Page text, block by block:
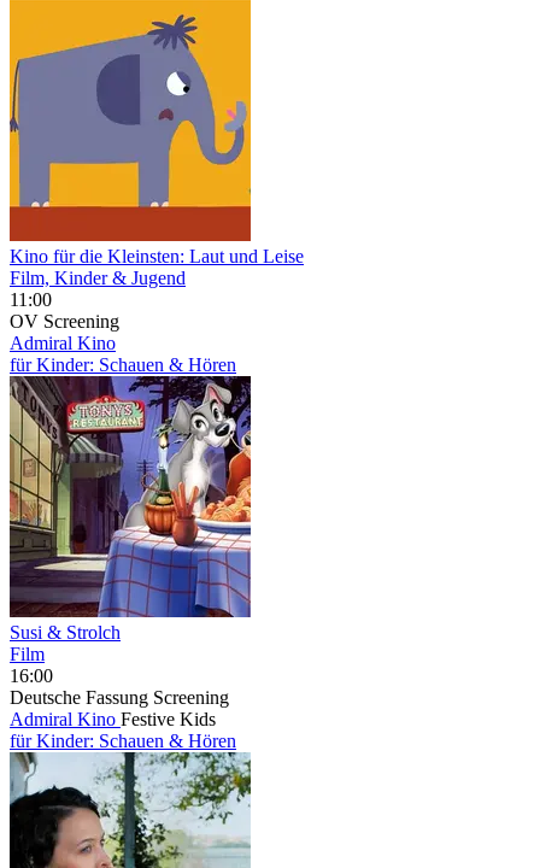
Kino für die Kleinsten: Laut und Leise
Film, Kinder & Jugend
11:00
OV Screening
Admiral Kino
für Kinder: Schauen & Hören
Susi & Strolch
Film
16:00
Deutsche Fassung Screening
Admiral Kino Festive Kids
für Kinder: Schauen & Hören